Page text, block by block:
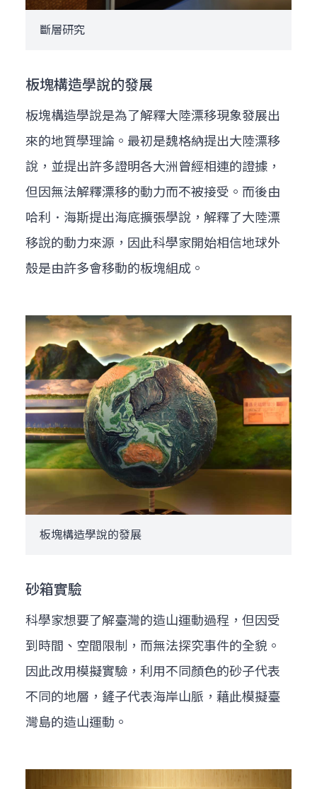
斷層研究
板塊構造學說的發展
板塊構造學說是為了解釋大陸漂移現象發展出
來的地質學理論。最初是魏格納提出大陸漂移
說，並提出許多證明各大洲曾經相連的證據，
但因無法解釋漂移的動力而不被接受。而後由
哈利．海斯提出海底擴張學說，解釋了大陸漂
移說的動力來源，因此科學家開始相信地球外
殼是由許多會移動的板塊組成。
板塊構造學說的發展
砂箱實驗
科學家想要了解臺灣的造山運動過程，但因受
到時間、空間限制，而無法探究事件的全貌。
因此改用模擬實驗，利用不同顏色的砂子代表
不同的地層，鏟子代表海岸山脈，藉此模擬臺
灣島的造山運動。